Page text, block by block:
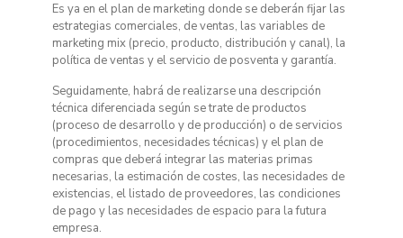
Es ya en el plan de marketing donde se deberán fijar las
estrategias comerciales, de ventas, las variables de
marketing mix (precio, producto, distribución y canal), la
política de ventas y el servicio de posventa y garantía.
Seguidamente, habrá de realizarse una descripción
técnica diferenciada según se trate de productos
(proceso de desarrollo y de producción) o de servicios
(procedimientos, necesidades técnicas) y el plan de
compras que deberá integrar las materias primas
necesarias, la estimación de costes, las necesidades de
existencias, el listado de proveedores, las condiciones
de pago y las necesidades de espacio para la futura
empresa.